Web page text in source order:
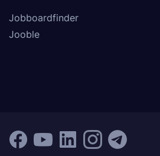
Jobboardfinder
Jooble